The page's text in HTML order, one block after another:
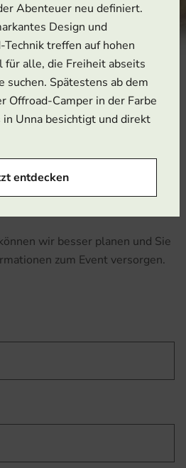
Teilnehmer
über das folgende Formular
wir besser planen und Sie
zum Event versorgen.
Abenteuer neu definiert.
Design und
treffen auf hohen
für alle, die Freiheit abseits
suchen. Spätestens ab dem
Offroad-Camper in der Farbe
in Unna besichtigt und direkt
entdecken